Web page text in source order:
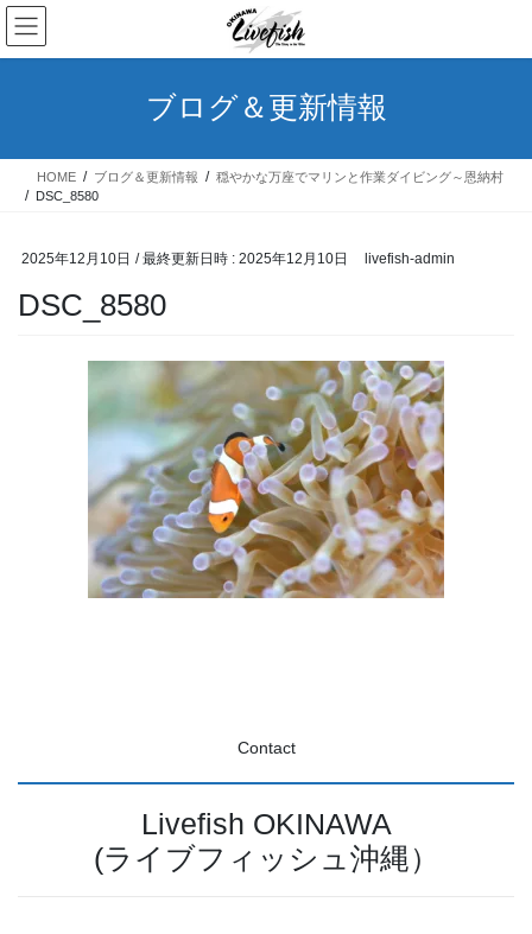
コ
ン
テ
ス
ナ
ビ
ゲ
ン
ブログ＆更新情報
HOME ブログ＆更新情報
穏やかな万座でマリンと作業ダイビング～恩納村
DSC_8580
2025年12月10日 / 最終更新日時 : 2025年12月10日 livefish-admin
DSC_8580
Contact
Livefish OKINAWA
(ライブフィッシュ沖縄）